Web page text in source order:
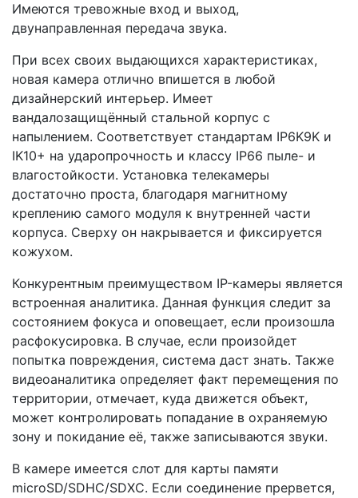
Имеются тревожные вход и выход,
двунаправленная передача звука.
При всех своих выдающихся характеристиках,
новая камера отлично впишется в любой
дизайнерский интерьер. Имеет
вандалозащищённый стальной корпус с
напылением. Соответствует стандартам IP6K9K и
IK10+ на ударопрочность и классу IP66 пыле- и
влагостойкости. Установка телекамеры
достаточно проста, благодаря магнитному
креплению самого модуля к внутренней части
корпуса. Сверху он накрывается и фиксируется
кожухом.
Конкурентным преимуществом IP-камеры является
встроенная аналитика. Данная функция следит за
состоянием фокуса и оповещает, если произошла
расфокусировка. В случае, если произойдет
попытка повреждения, система даст знать. Также
видеоаналитика определяет факт перемещения по
территории, отмечает, куда движется объект,
может контролировать попадание в охраняемую
зону и покидание её, также записываются звуки.
В камере имеется слот для карты памяти
microSD/SDHC/SDXC. Если соединение прервется,